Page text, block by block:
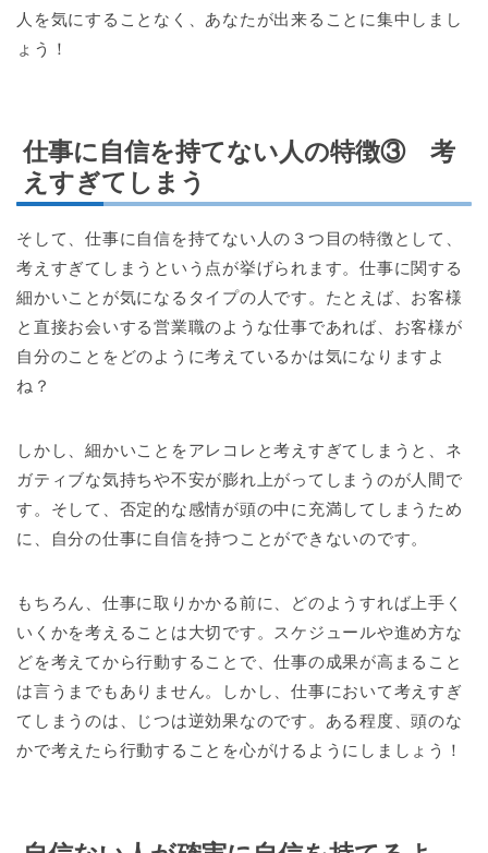
人を気にすることなく、あなたが出来ることに集中しまし
ょう！
仕事に自信を持てない人の特徴③ 考
えすぎてしまう
そして、仕事に自信を持てない人の３つ目の特徴として、
考えすぎてしまうという点が挙げられます。仕事に関する
細かいことが気になるタイプの人です。たとえば、お客様
と直接お会いする営業職のような仕事であれば、お客様が
自分のことをどのように考えているかは気になりますよ
ね？
しかし、細かいことをアレコレと考えすぎてしまうと、ネ
ガティブな気持ちや不安が膨れ上がってしまうのが人間で
す。そして、否定的な感情が頭の中に充満してしまうため
に、自分の仕事に自信を持つことができないのです。
もちろん、仕事に取りかかる前に、どのようすれば上手く
いくかを考えることは大切です。スケジュールや進め方な
どを考えてから行動することで、仕事の成果が高まること
は言うまでもありません。しかし、仕事において考えすぎ
てしまうのは、じつは逆効果なのです。ある程度、頭のな
かで考えたら行動することを心がけるようにしましょう！